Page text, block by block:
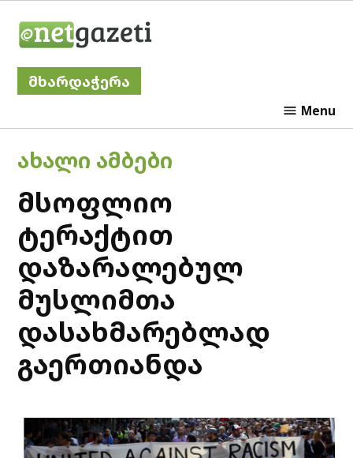
მხარდაჭერა
Menu
POSTED
IN
ᲐᲮᲐᲚᲘ ᲐᲛᲑᲔᲑᲘ
მსოფლიო
ტერაქტით
დაზარალებულ
მუსლიმთა
დასახმარებლად
გაერთიანდა